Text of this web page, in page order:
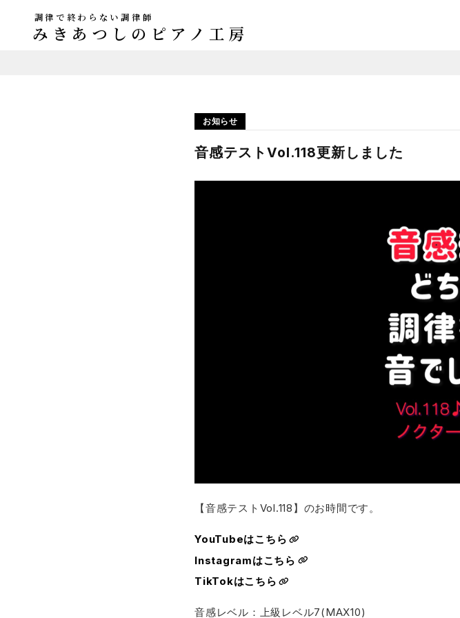
調律で終わらない調律師
みきあつしのピアノ工房
お知らせ
音感テストVol.118更新しました
【音感テストVol.118】のお時間です。
YouTubeはこちら
Instagramはこちら
TikTokはこちら
音感レベル：上級レベル7(MAX10)